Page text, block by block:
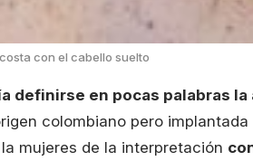
con el cabello suelto
definirse en pocas palabras
colombiano pero
mujeres de la interpretación